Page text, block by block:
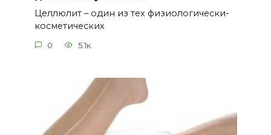
Целлюлит – один из тех физиологически-
косметических
0 5.1к.